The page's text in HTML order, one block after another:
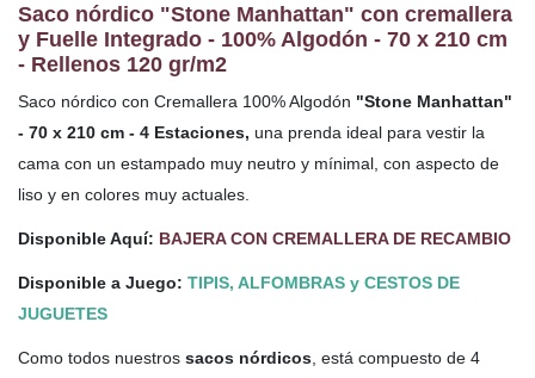
Saco nórdico "Stone Manhattan" con cremallera
y Fuelle Integrado - 100% Algodón - 70 x 210 cm
- Rellenos 120 gr/m2
Saco nórdico con Cremallera 100% Algodón "Stone Manhattan"
- 70 x 210 cm - 4 Estaciones, una prenda ideal para vestir la
cama con un estampado muy neutro y mínimal, con aspecto de
liso y en colores muy actuales.
Disponible Aquí: BAJERA CON CREMALLERA DE RECAMBIO
Disponible a Juego: TIPIS, ALFOMBRAS y CESTOS DE
JUGUETES
Como todos nuestros sacos nórdicos, está compuesto de 4